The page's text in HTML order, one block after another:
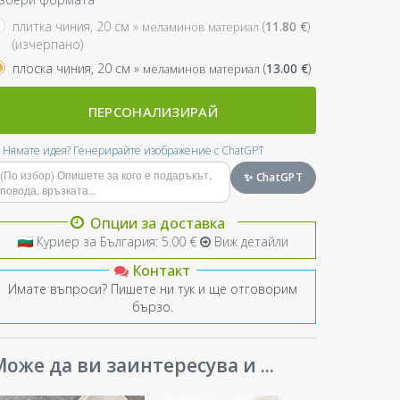
плитка чиния, 20 см » меламинов материал (11.80 €)
(изчерпано)
плоска чиния, 20 см » меламинов материал (13.00 €)
ПЕРСОНАЛИЗИРАЙ
Нямате идея? Генерирайте изображение с ChatGPT
✨ ChatGPT
Опции за доставка
Куриер за България: 5.00 € Виж детайли
Контакт
Имате въпроси? Пишете ни тук и ще отговорим
бързо.
да ви заинтересува и ...